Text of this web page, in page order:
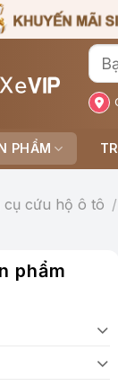
PHẨM
cụ cứu hộ ô tô /
phẩm